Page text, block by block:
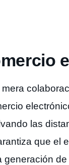
las
que el